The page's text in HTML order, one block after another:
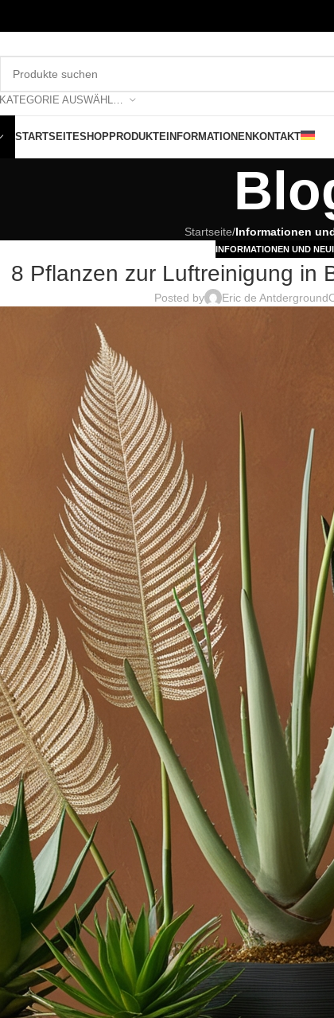
STARTSEITESHOPPRODUKTE INFORMATIONEN KONTAKT
Startseite/Informationen
INFORMATIONEN UND
8 Pflanzen zur Luftreinigung in
Posted by Eric de Antderground